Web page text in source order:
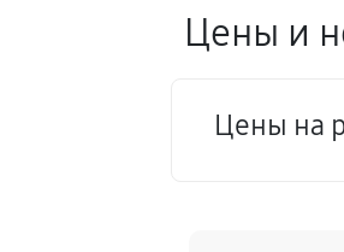
Цены и
Цены на